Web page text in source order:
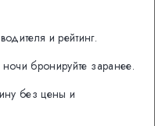
и рейтинг.
бронируйте заранее.
без цены и